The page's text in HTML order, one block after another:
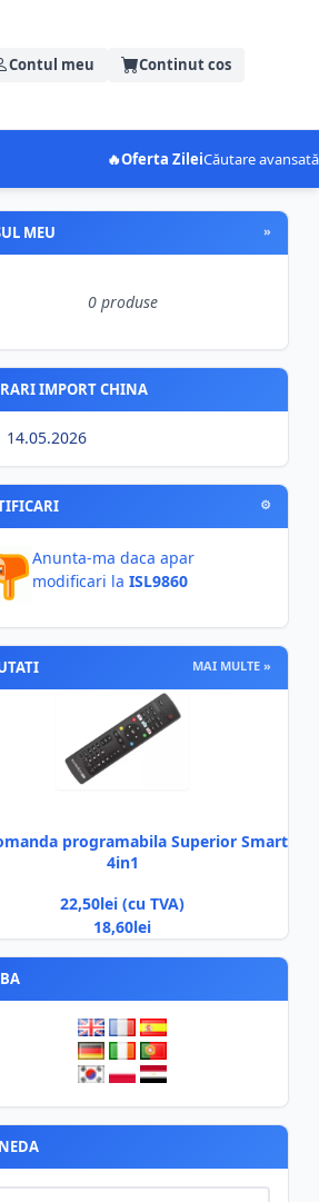
Contul meu Continut cos
🔥Oferta ZileiCăutare avansată
MEU »
0 produse
IMPORT CHINA
14.05.2026
⚙
Anunta-ma daca apar
modificari laISL9860
MAI MULTE »
programabila Superior Smart
4in1
22,50lei (cu TVA)
18,60lei